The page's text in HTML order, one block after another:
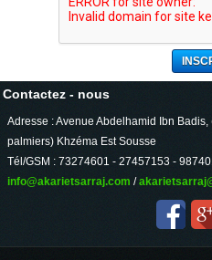
Contactez - nous
Adresse : Avenue Abdelhamid Ibn Badis,
palmiers) Khzéma Est Sousse
Tél/GSM : 73274601 - 27457153 -
info@akarietsarraj.com /